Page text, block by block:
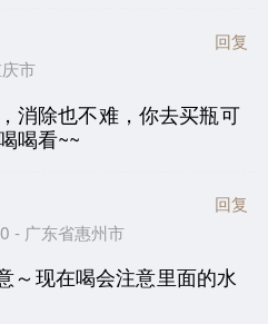
市
回复
消除也不难，你去买瓶可
喝看~~
- 广东省惠州市
回复
～现在喝会注意里面的水